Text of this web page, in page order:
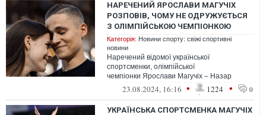
НАРЕЧЕНИЙ ЯРОСЛАВИ МАГУЧІХ
РОЗПОВІВ, ЧОМУ НЕ ОДРУЖУЄТЬСЯ
З ОЛІМПІЙСЬКОЮ ЧЕМПІОНКОЮ
Категорія: Новини спорту: свіжі спортивні
новини
Наречений відомої української
спортсменки, олімпійської
чемпіонки Ярослави Магучіх – Назар
Степанов – зізнався, чому не поспішає
одружуватися з легкоа...
23.08.2024, 16:16 • 1224 • 0
УКРАЇНСЬКА СПОРТСМЕНКА МАГУЧІХ